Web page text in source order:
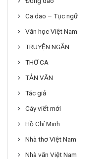
Ca dao – Tục ngữ
Văn học Việt Nam
TRUYỆN NGẮN
THƠ CA
TẢN VĂN
Tác giả
Cây viết mới
Hồ Chí Minh
Nhà thơ Việt Nam
Nhà văn Việt Nam